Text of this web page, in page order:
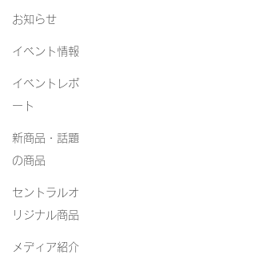
お知らせ
イベント情報
イベントレポ
ート
新商品・話題
の商品
セントラルオ
リジナル商品
メディア紹介